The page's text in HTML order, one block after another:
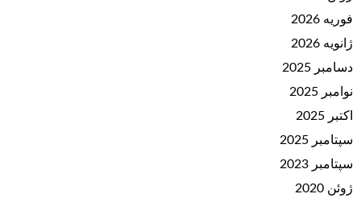
فوریه 2026
ژانویه 2026
دسامبر 2025
نوامبر 2025
اکتبر 2025
سپتامبر 2025
سپتامبر 2023
ژوئن 2020